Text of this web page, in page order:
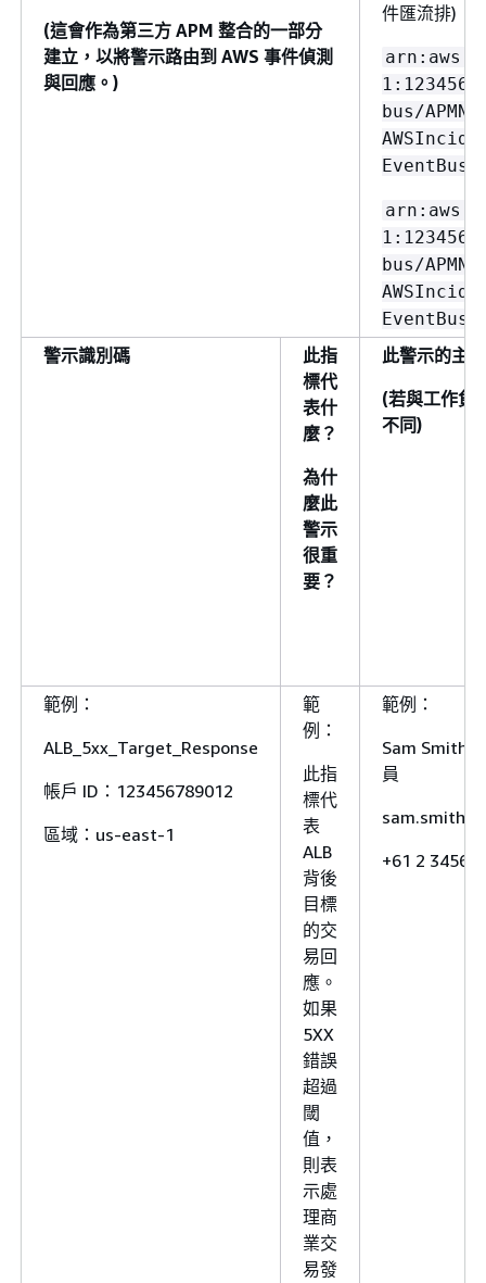
(這會作為第三方 APM 整合的一部分
建立，以將警示路由到 AWS 事件偵測
與回應。)
件匯流排)
bus/
EventBus
bus/
EventBus
警示識別碼
此指
標代
表什
麼？
為什
麼此
警示
很重
要？
此警示的主
(若與工作負
不同)
範例：
ALB_5xx_Target_Response
帳戶 ID：123456789012
區域：us-east-1
範
例：
此指
標代
表
ALB
背後
目標
的交
易回
應。
如果
5XX
錯誤
超過
閾
值，
則表
示處
理商
業交
易發
範例：
Sam Smith -
員
+61 2 3456